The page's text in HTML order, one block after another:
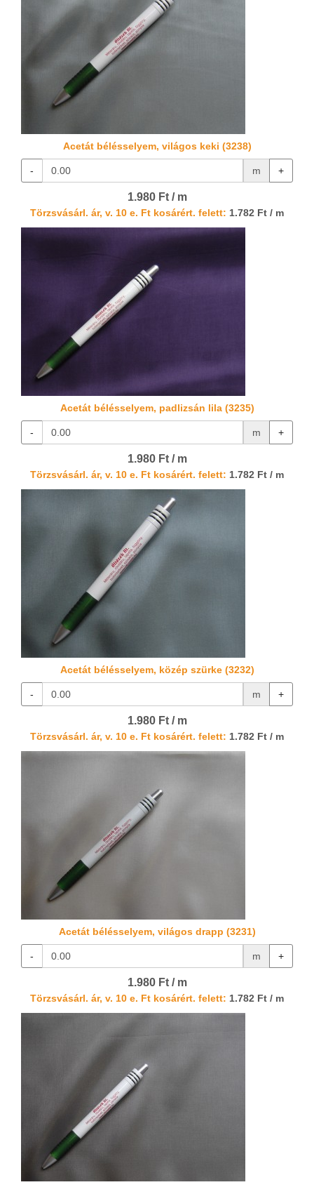
Acetát bélésselyem, világos keki (3238)
- m +
1.980 Ft / m
Törzsvásárl. ár, v. 10 e. Ft kosárért. felett: 1.782 Ft / m
Acetát bélésselyem, padlizsán lila (3235)
- m +
1.980 Ft / m
Törzsvásárl. ár, v. 10 e. Ft kosárért. felett: 1.782 Ft / m
Acetát bélésselyem, közép szürke (3232)
- m +
1.980 Ft / m
Törzsvásárl. ár, v. 10 e. Ft kosárért. felett: 1.782 Ft / m
Acetát bélésselyem, világos drapp (3231)
- m +
1.980 Ft / m
Törzsvásárl. ár, v. 10 e. Ft kosárért. felett: 1.782 Ft / m